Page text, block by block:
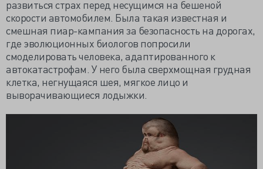
развиться страх перед несущимся на бешеной
скорости автомобилем. Была такая известная и
смешная пиар-кампания за безопасность на дорогах,
где эволюционных биологов попросили
смоделировать человека, адаптированного к
автокатастрофам. У него была сверхмощная грудная
клетка, негнущаяся шея, мягкое лицо и
выворачивающиеся лодыжки.